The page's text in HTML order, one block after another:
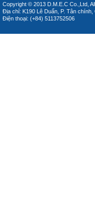
Copyright © 2013 D.M.E.C Co.,Ltd,
Địa chỉ: K190 Lê Duẩn, P. Tân
Điện thoại: (+84) 5113752506